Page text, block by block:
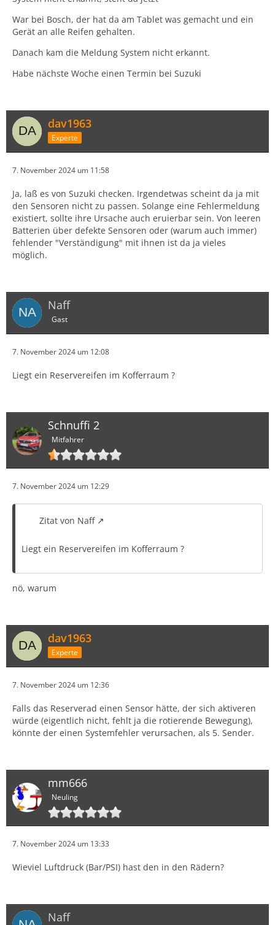
War bei Bosch, der hat da am Tablet was gemacht und ein
Gerät an alle Reifen gehalten.
Danach kam die Meldung System nicht erkannt.
Habe nächste Woche einen Termin bei Suzuki
dav1963
Experte
7. November 2024 um 11:58
Ja, laß es von Suzuki checken. Irgendetwas scheint da ja mit
den Sensoren nicht zu passen. Solange eine Fehlermeldung
existiert, sollte ihre Ursache auch eruierbar sein. Von leeren
Batterien über defekte Sensoren oder (warum auch immer)
fehlender "Verständigung" mit ihnen ist da ja vieles
möglich.
Naff
Gast
7. November 2024 um 12:08
Liegt ein Reservereifen im Kofferraum ?
Schnuffi 2
Mitfahrer
7. November 2024 um 12:29
Zitat von Naff
Liegt ein Reservereifen im Kofferraum ?
nö, warum
dav1963
Experte
7. November 2024 um 12:36
Falls das Reserverad einen Sensor hätte, der sich aktiveren
würde (eigentlich nicht, fehlt ja die rotierende Bewegung),
könnte der einen Systemfehler verursachen, als 5. Sender.
mm666
Neuling
7. November 2024 um 13:33
Wieviel Luftdruck (Bar/PSI) hast den in den Rädern?
Naff